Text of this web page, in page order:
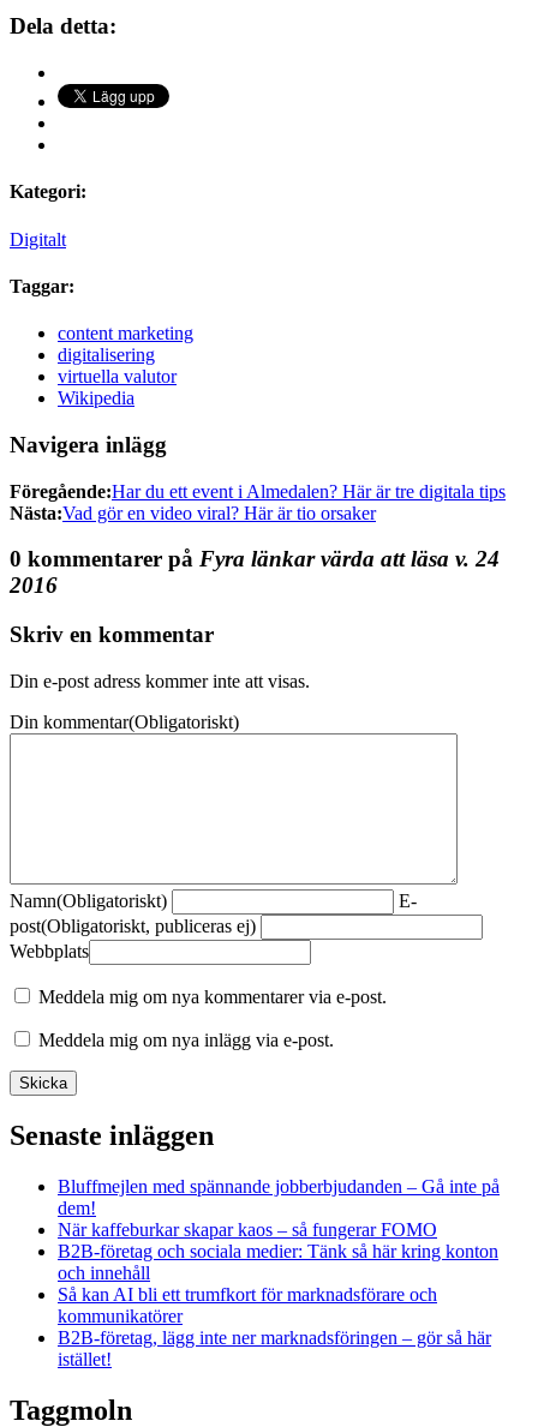
Dela detta:
Kategori:
Digitalt
Taggar:
content marketing
digitalisering
virtuella valutor
Wikipedia
Navigera inlägg
Föregående:Har du ett event i Almedalen? Här är tre digitala tips
Nästa:Vad gör en video viral? Här är tio orsaker
0 kommentarer på Fyra länkar värda att läsa v. 24
2016
Skriv en kommentar
Din e-post adress kommer inte att visas.
Din kommentar(Obligatoriskt)
Namn(Obligatoriskt)
E-
post(Obligatoriskt, publiceras ej)
Webbplats
Meddela mig om nya kommentarer via e-post.
Meddela mig om nya inlägg via e-post.
Senaste inläggen
Bluffmejlen med spännande jobberbjudanden – Gå inte på
dem!
När kaffeburkar skapar kaos – så fungerar FOMO
B2B-företag och sociala medier: Tänk så här kring konton
och innehåll
Så kan AI bli ett trumfkort för marknadsförare och
kommunikatörer
B2B-företag, lägg inte ner marknadsföringen – gör så här
istället!
Taggmoln